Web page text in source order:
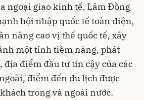
ngoại giao kinh tế, Lâm Đồng
hội nhập quốc tế toàn diện,
nâng cao vị thế quốc tế, xây
một tỉnh tiềm năng, phát
điểm đầu tư tin cậy của các
điểm đến du lịch được
trong và ngoài nước.